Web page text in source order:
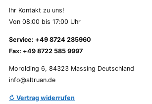
Ihr Kontakt zu uns!
Von 08:00 bis 17:00 Uhr
Service: +49 8724 285960
Fax: +49 8722 585 9997
Morolding 6, 84323 Massing Deutschland
info@altruan.de
↻ Vertrag widerrufen